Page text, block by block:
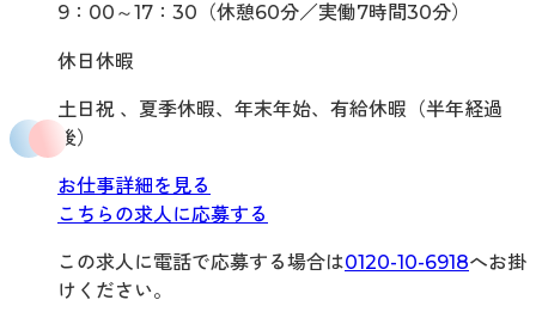
9：00～17：30（休憩60分／実働7時間30分）
休日休暇
土日祝 、夏季休暇、年末年始、有給休暇（半年経過
後）
お仕事詳細を見る
こちらの求人に応募する
この求人に電話で応募する場合は0120-10-6918へお掛
けください。